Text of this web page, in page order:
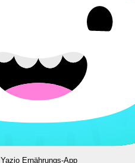
Yazio Ernährungs-App